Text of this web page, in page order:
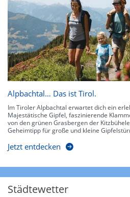
Alpbachtal… Das ist Tirol.
Im Tiroler Alpbachtal erwartet dich ein
Majestätische Gipfel, faszinierende
von den grünen Grasbergen der
Geheimtipp für große und kleine
Jetzt entdecken
Städtewetter